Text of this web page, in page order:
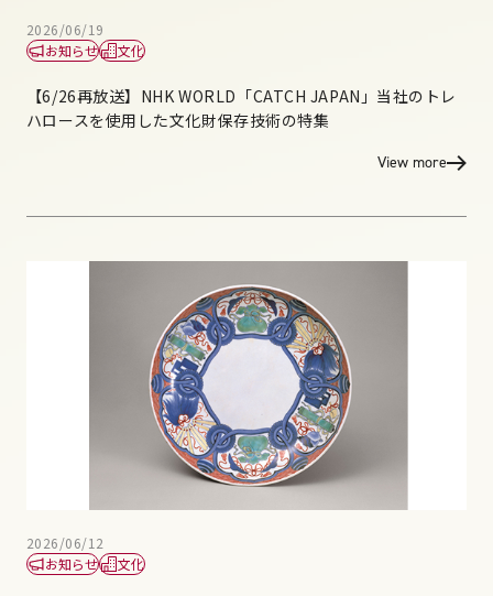
2026/06/19
お知らせ
文化
【6/26再放送】NHK WORLD「CATCH JAPAN」当社のトレ
ハロースを使用した文化財保存技術の特集
View more
2026/06/12
お知らせ
文化